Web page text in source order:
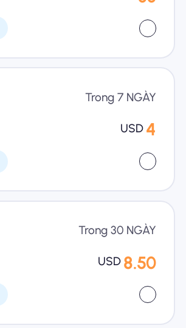
Trong 7 NGÀY
USD 4
Trong 30 NGÀY
USD 8.50